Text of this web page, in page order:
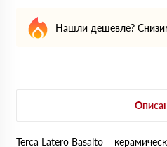
Нашли дешевле?
Terca Latero Basalto –